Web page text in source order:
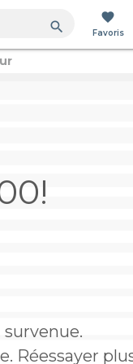
search
favorite
Favoris
Réessayer